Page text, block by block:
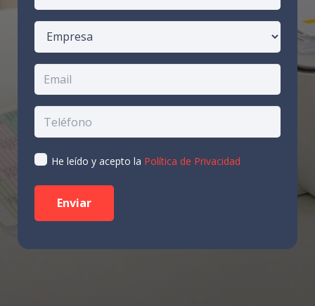
He leído y acepto la Política de Privacidad